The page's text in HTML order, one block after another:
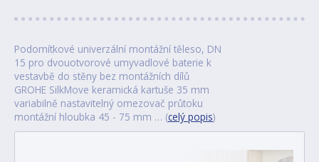
Podomítkové univerzální montážní těleso, DN
15 pro dvouotvorové umyvadlové baterie k
vestavbě do stěny bez montážních dílů
GROHE SilkMove keramická kartuše 35 mm
variabilně nastavitelný omezovač průtoku
montážní hloubka 45 - 75 mm … (celý popis)